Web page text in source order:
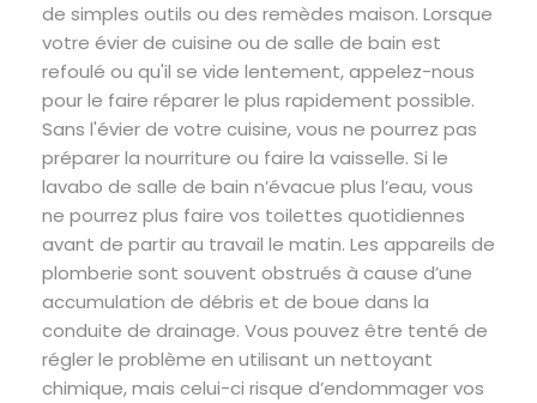
de simples outils ou des remèdes maison. Lorsque
votre évier de cuisine ou de salle de bain est
refoulé ou qu'il se vide lentement, appelez-nous
pour le faire réparer le plus rapidement possible.
Sans l'évier de votre cuisine, vous ne pourrez pas
préparer la nourriture ou faire la vaisselle. Si le
lavabo de salle de bain n’évacue plus l’eau, vous
ne pourrez plus faire vos toilettes quotidiennes
avant de partir au travail le matin. Les appareils de
plomberie sont souvent obstrués à cause d’une
accumulation de débris et de boue dans la
conduite de drainage. Vous pouvez être tenté de
régler le problème en utilisant un nettoyant
chimique, mais celui-ci risque d’endommager vos